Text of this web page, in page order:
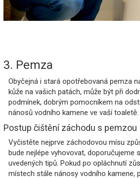
3. Pemza
Obyčejná i stará opotřebovaná pemza
kůže na vašich patách, může být při
podmínek, dobrým pomocníkem na
nánosů vodního kamene ve vaší toaletě.
Postup čištění záchodu s pemzou
Vyčistěte nejprve záchodovou mísu
bude nejlépe vyhovovat, doporučujeme
uvedených tipů. Pokud po opláchnutí
místech stále nánosy vodního kamene,